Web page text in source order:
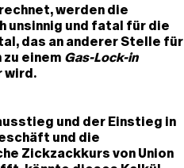
werden die
unsinnig und fatal für die
das an anderer Stelle für
einem Gas-Lock-in
wird.
und der Einstieg in
und die
Zickzackkurs von Union